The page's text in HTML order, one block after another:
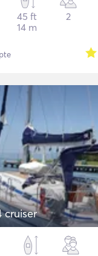
45 ft
14 m
2
cruiser